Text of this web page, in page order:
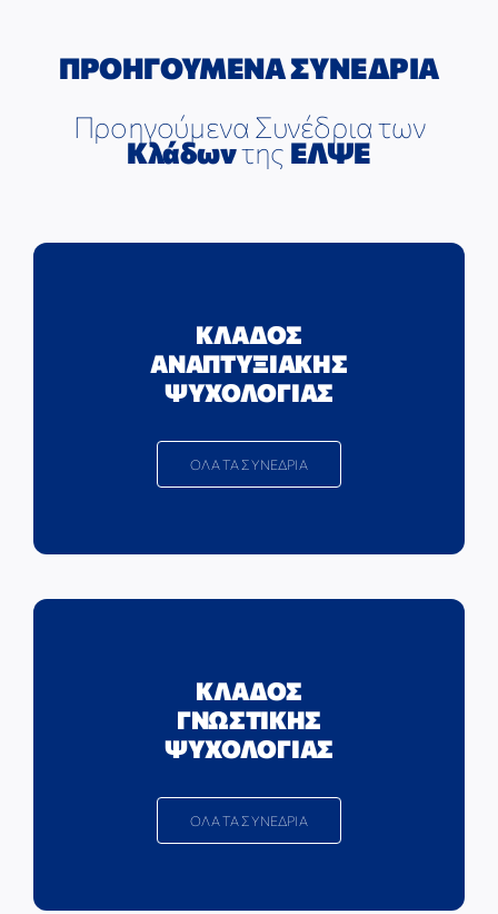
ΠΡΟΗΓΟΥΜΕΝΑ ΣΥΝΕΔΡΙΑ
Προηγούμενα Συνέδρια των
Κλάδωντης ΕΛΨΕ
ΚΛΑΔΟΣ
ΑΝΑΠΤΥΞΙΑΚΗΣ
ΨΥΧΟΛΟΓΙΑΣ
ΟΛΑ ΤΑ ΣΥΝΕΔΡΙΑ
ΚΛΑΔΟΣ
ΓΝΩΣΤΙΚΗΣ
ΨΥΧΟΛΟΓΙΑΣ
ΟΛΑ ΤΑ ΣΥΝΕΔΡΙΑ